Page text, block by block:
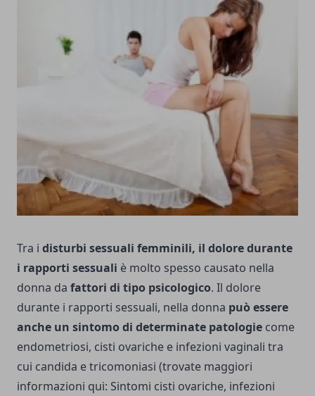
Tra i disturbi sessuali femminili, il dolore durante
i rapporti sessuali è molto spesso causato nella
donna da fattori di tipo psicologico. Il dolore
durante i rapporti sessuali, nella donna può essere
anche un sintomo di determinate patologie come
endometriosi, cisti ovariche e infezioni vaginali tra
cui candida e tricomoniasi (trovate maggiori
informazioni qui: Sintomi cisti ovariche, infezioni